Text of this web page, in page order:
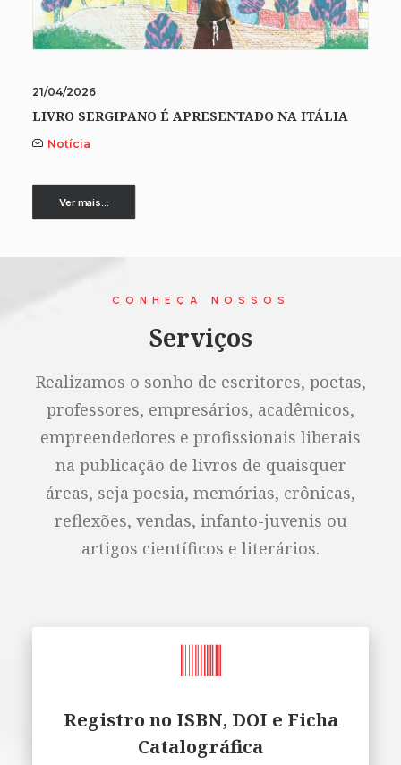
21/04/2026
LIVRO SERGIPANO É APRESENTADO NA ITÁLIA
Notícia
Ver mais...
CONHEÇA NOSSOS
Serviços
Realizamos o sonho de escritores, poetas,
professores, empresários, acadêmicos,
empreendedores e profissionais liberais
na publicação de livros de quaisquer
áreas, seja poesia, memórias, crônicas,
reflexões, vendas, infanto-juvenis ou
artigos científicos e literários.
Registro no ISBN, DOI e Ficha
Catalográfica